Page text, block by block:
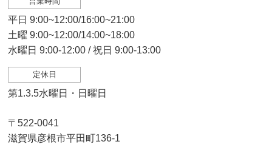
平日 9:00~12:00/16:00~21:00
土曜 9:00~12:00/14:00~18:00
水曜日 9:00-12:00 / 祝日 9:00-13:00
定休日
第1.3.5水曜日・日曜日
〒522-0041
滋賀県彦根市平田町136-1